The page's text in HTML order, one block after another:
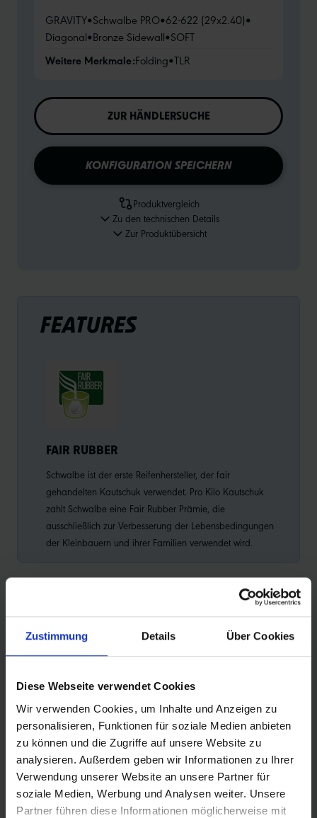
Zustimmung Details Über Cookies
Diese Webseite verwendet Cookies
Wir verwenden Cookies, um Inhalte und Anzeigen zu
personalisieren, Funktionen für soziale Medien anbieten
zu können und die Zugriffe auf unsere Website zu
analysieren. Außerdem geben wir Informationen zu Ihrer
Verwendung unserer Website an unsere Partner für
soziale Medien, Werbung und Analysen weiter. Unsere
Partner führen diese Informationen möglicherweise mit
GRAVITY•Schwalbe PRO•62-622 (29x2.40)•
Diagonal•Bronze Sidewall•SOFT
Weitere Merkmale:Folding•TLR
ZUR HÄNDLERSUCHE
KONFIGURATION SPEICHERN
Produktvergleich
Zu den technischen Details
Zur Produktübersicht
FEATURES
FAIR RUBBER
Schwalbe ist der erste Reifenhersteller, der fair
gehandelten Kautschuk verwendet. Pro Kilo Kautschuk
zahlt Schwalbe eine Fair Rubber Prämie, die
ausschließlich zur Verbesserung der Lebensbedingungen
der Kleinbauern und ihrer Familien verwendet wird.
PRODUKTINFORMATIONEN
Die legendäre Allrounderin für Enduro- und Downhill-
Mountainbiker und Mountainbikerinnen, für die
Performance, Spaß und Sicherheit bergab im
Vordergrund stehen. Wenn du auf der Downhill-Strecke,
im Bikepark oder auf deinem Hometrail zuverlässig Grip
brauchst, liefert sie – vertrauenerweckend und
berechenbar. Neben Enduro- und Downhill-Bikes macht